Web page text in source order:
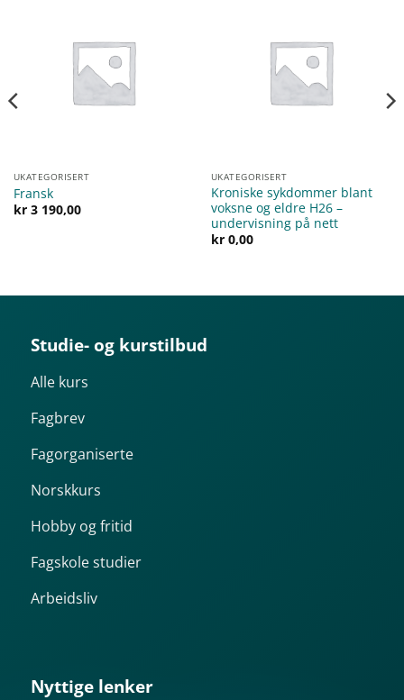
UKATEGORISERT
Fransk
kr3 190,00
UKATEGORISERT
Kroniske sykdommer blant
voksne og eldre H26 –
undervisning på nett
kr0,00
Studie- og kurstilbud
Alle kurs
Fagbrev
Fagorganiserte
Norskkurs
Hobby og fritid
Fagskole studier
Arbeidsliv
Nyttige lenker